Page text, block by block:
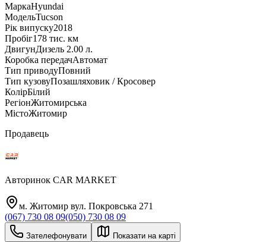
МаркаHyundai
МодельTucson
Рік випуску2018
Пробіг178 тис. км
ДвигунДизель 2.00 л.
Коробка передачАвтомат
Тип приводуПовний
Тип кузовуПозашляховик / Кросовер
КолірБілий
РегіонЖитомирська
МістоЖитомир
Продавець
Авторинок CAR MARKET
м. Житомир вул. Покровська 271
(067) 730 08 09(050) 730 08 09
Зателефонувати
Показати на карті